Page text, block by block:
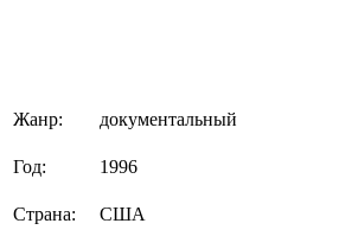
Жанр: документальный
Год: 1996
Страна: США